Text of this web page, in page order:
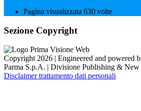
Pagina visualizzata 630 volte
Sezione Copyright
Copyright 2026 | Engineered and powered
Parma S.p.A. | Divisione Publishing & New
Disclaimer trattamento dati personali